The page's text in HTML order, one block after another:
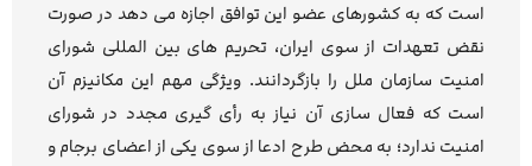
است که به کشورهای عضو این توافق اجازه می دهد در صورت
نقض تعهدات از سوی ایران، تحریم های بین المللی شورای
امنیت سازمان ملل را بازگردانند. ویژگی مهم این مکانیزم آن
است که فعال سازی آن نیاز به رأی گیری مجدد در شورای
امنیت ندارد؛ به محض طرح ادعا از سوی یکی از اعضای برجام و